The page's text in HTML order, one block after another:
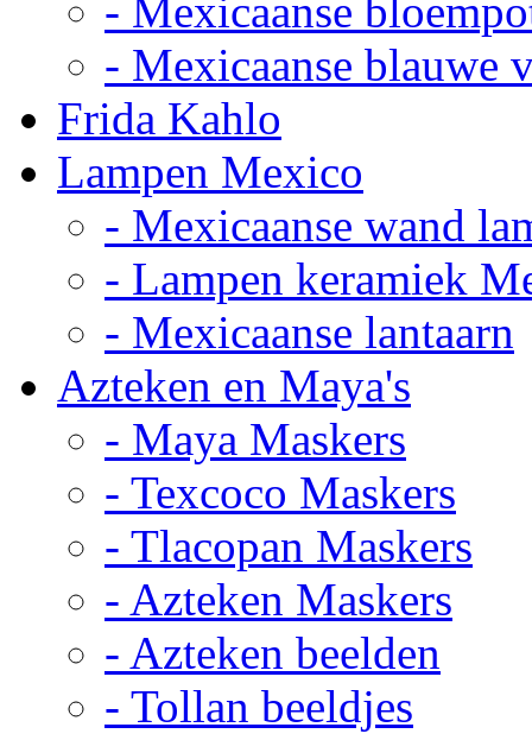
- Mexicaanse
- Mexicaanse blauwe
Frida Kahlo
Lampen Mexico
- Mexicaanse wand
- Lampen keramiek
- Mexicaanse lantaarn
Azteken en Maya's
- Maya Maskers
- Texcoco Maskers
- Tlacopan Maskers
- Azteken Maskers
- Azteken beelden
- Tollan beeldjes